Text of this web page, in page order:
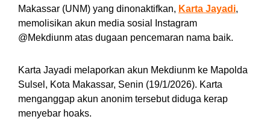
Makassar (UNM) yang dinonaktifkan, Karta Jayadi,
memolisikan akun media sosial Instagram
@Mekdiunm atas dugaan pencemaran nama baik.
Karta Jayadi melaporkan akun Mekdiunm ke Mapolda
Sulsel, Kota Makassar, Senin (19/1/2026). Karta
menganggap akun anonim tersebut diduga kerap
menyebar hoaks.